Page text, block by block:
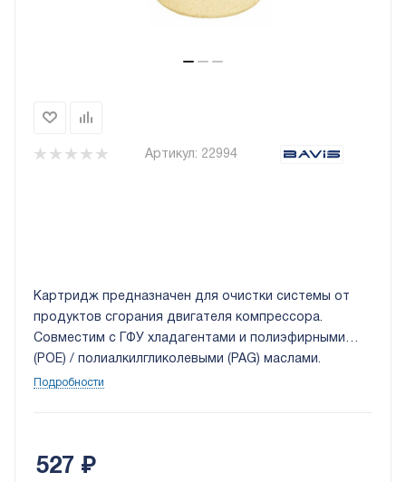
Артикул: 22994
Картридж предназначен для очистки системы от
продуктов сгорания двигателя компрессора.
Совместим с ГФУ хладагентами и полиэфирными
(POE) / полиалкилгликолевыми (PAG) маслами.
Подробности
527 ₽